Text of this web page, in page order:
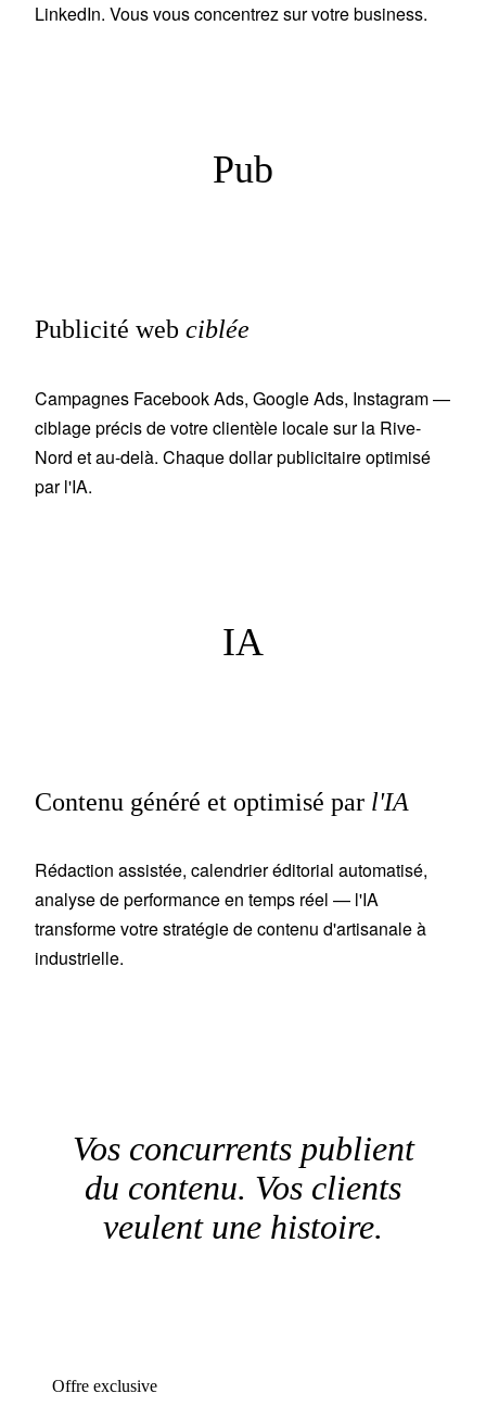
LinkedIn. Vous vous concentrez sur votre business.
Pub
Publicité web ciblée
Campagnes Facebook Ads, Google Ads, Instagram —
ciblage précis de votre clientèle locale sur la Rive-
Nord et au-delà. Chaque dollar publicitaire optimisé
par l'IA.
IA
Contenu généré et optimisé par l'IA
Rédaction assistée, calendrier éditorial automatisé,
analyse de performance en temps réel — l'IA
transforme votre stratégie de contenu d'artisanale à
industrielle.
Vos concurrents publient
du contenu. Vos clients
veulent une histoire.
Offre exclusive